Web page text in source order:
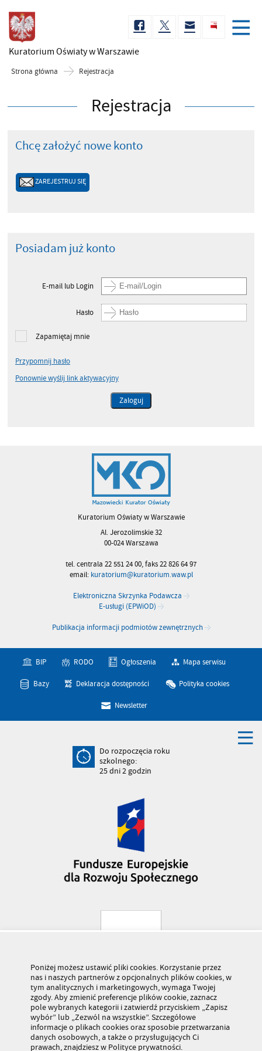
Kuratorium Oświatyw Warszawie
Strona główna Rejestracja
Rejestracja
Chcę założyć nowe konto
ZAREJESTRUJ SIĘ
Posiadam już konto
E-mail lub Login
Hasło
Zapamiętaj mnie
Przypomnij hasło
Ponownie wyślij link aktywacyjny
Kuratorium Oświaty w Warszawie
Al. Jerozolimskie 32
00-024 Warszawa
tel. centrala 22 551 24 00, faks 22 826 64 97
email: kuratorium@kuratorium.waw.pl
Elektroniczna Skrzynka Podawcza
E-usługi (EPWiOD)
Publikacja informacji podmiotów zewnętrznych
BIP RODO Ogłoszenia Mapa serwisu
Bazy Deklaracja dostępności Polityka cookies
Newsletter
Do rozpoczęcia roku
szkolnego:
25dni2godzin
Poniżej możesz ustawić pliki cookies. Korzystanie przez
nas i naszych partnerów z opcjonalnych plików cookies, w
tym analitycznych i marketingowych, wymaga Twojej
zgody. Aby zmienić preferencje plików cookie, zaznacz
pole wybranych kategorii i zatwierdź przyciskiem „Zapisz
wybór” lub „Zezwól na wszystkie”. Szczegółowe
informacje o plikach cookies oraz sposobie przetwarzania
danych osobowych, a także o przysługujących Ci
prawach, znajdziesz w Polityce prywatności.